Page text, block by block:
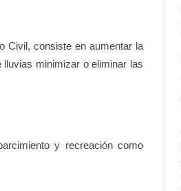
Civil, consiste en aumentar la
minimizar o eliminar las
y recreación como